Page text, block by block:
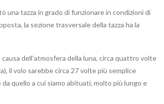
una tazza in grado di funzionare in condizioni di
la sezione trasversale della tazza ha la
dell’atmosfera della luna, circa quattro volte
il volo sarebbe circa 27 volte più semplice
quello a cui siamo abituati, molto più lungo e